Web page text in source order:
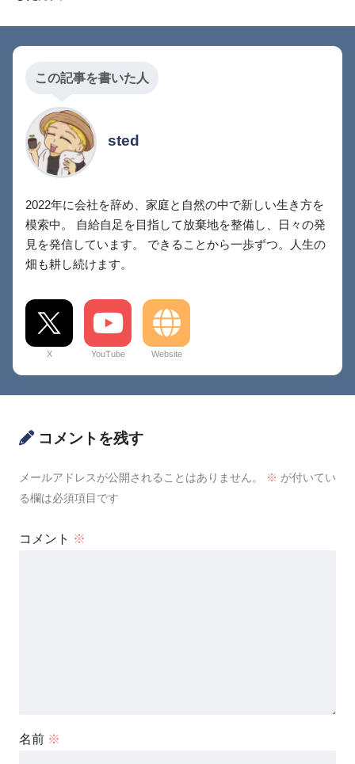
この記事を書いた人
sted
2022年に会社を辞め、家庭と自然の中で新しい生き方を
模索中。 自給自足を目指して放棄地を整備し、日々の発
見を発信しています。 できることから一歩ずつ。人生の
畑も耕し続けます。
X YouTube Website
コメントを残す
メールアドレスが公開されることはありません。 ※ が付いてい
る欄は必須項目です
コメント ※
名前 ※